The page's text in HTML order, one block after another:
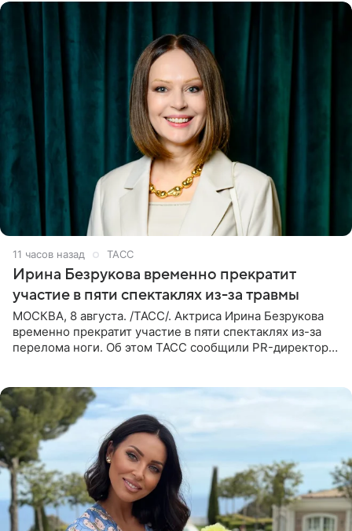
11 часов назад ТАСС
Ирина Безрукова временно прекратит
участие в пяти спектаклях из-за травмы
МОСКВА, 8 августа. /ТАСС/. Актриса Ирина Безрукова
временно прекратит участие в пяти спектаклях из-за
перелома ноги. Об этом ТАСС сообщили PR-директор